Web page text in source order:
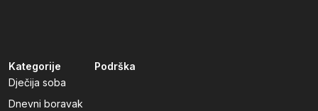
Kategorije
Dječija soba
Dnevni boravak
Podrška